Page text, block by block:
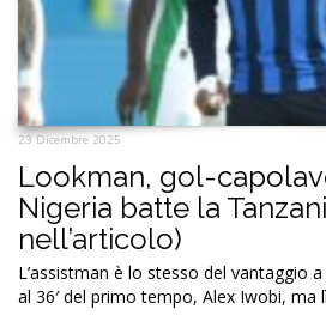
23 Dicembre 2025
Lookman, gol-
Nigeria batte la
nell’articolo)
L’assistman è lo stesso del vantaggio
al 36′ del primo tempo, Alex Iwobi, ma